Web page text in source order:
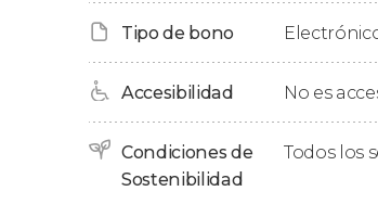
hindi y descubrir numerosas
Después,os sentaréis todos
protocolo indio en las comidas
explosión de sabores indios.
Tipo de bono
Accesibilidad No es
Condiciones de
Sostenibilidad
Todos los